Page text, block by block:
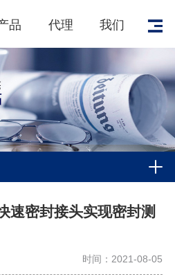
品 代理 我们
速密封接头实现密封测
时间：2021-08-05